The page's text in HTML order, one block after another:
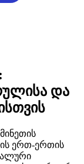
და
ერთ-ერთის